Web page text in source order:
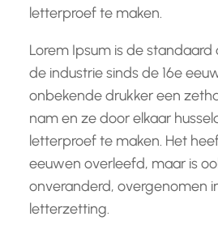
letterproef te maken.
Lorem Ipsum is de
de industrie sinds de 16e
onbekende drukker een
nam en ze door elkaar
letterproef te maken. Het
eeuwen overleefd, maar is
onveranderd, overgenomen
letterzetting.